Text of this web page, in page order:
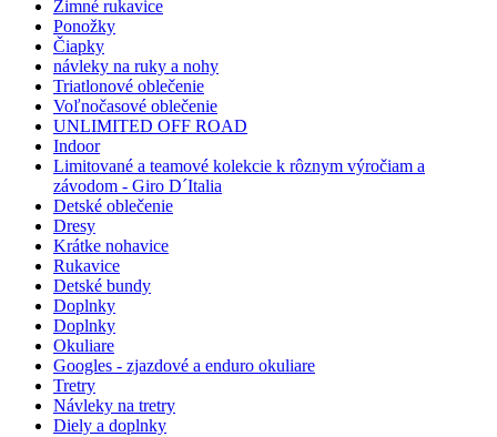
Zimné rukavice
Ponožky
Čiapky
návleky na ruky a nohy
Triatlonové oblečenie
Voľnočasové oblečenie
UNLIMITED OFF ROAD
Indoor
Limitované a teamové kolekcie k rôznym výročiam a
závodom - Giro D´Italia
Detské oblečenie
Dresy
Krátke nohavice
Rukavice
Detské bundy
Doplnky
Doplnky
Okuliare
Googles - zjazdové a enduro okuliare
Tretry
Návleky na tretry
Diely a doplnky